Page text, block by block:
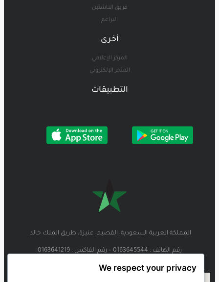
فريق الناشئين
البراعم
أخرى
المركز الإعلامي
المتجر الإلكتروني
التطبيقات
المملكة العربية السعودية، القصيم، عنيزة، طريق الملك خالد.
رقم الهاتف : 0163645544 – رقم الفاكس : 0163641219
We respect your privacy